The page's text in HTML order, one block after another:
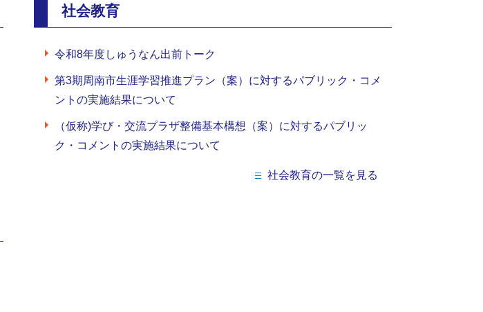
社会教育
令和8年度しゅうなん出前トーク
第3期周南市生涯学習推進プラン（案）に対するパブリック・コメ
ントの実施結果について
（仮称)学び・交流プラザ整備基本構想（案）に対するパブリッ
ク・コメントの実施結果について
社会教育の一覧を見る